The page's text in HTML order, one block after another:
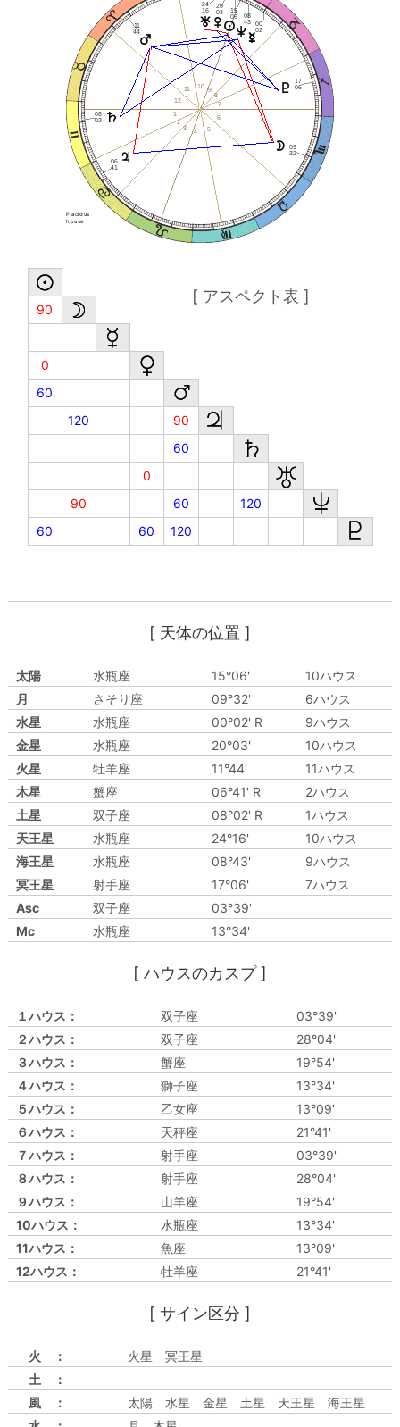
Placidus
house
1
2
3
4 5
6
7
8
9
10
11
12
15
06
09
32
00
02
20
03
11
44
06
41
08
02
24
16
08
43
17
06
[ アスペクト表 ]
90
0
60
120
90
60
0
90
60
120
60
60 120
[ 天体の位置 ]
太陽 水瓶座 15°06'
10ハウス
月
さそり座 09°32'
6ハウス
水星
水瓶座 00°02' R
9ハウス
金星
水瓶座 20°03'
10ハウス
火星
牡羊座 11°44'
11ハウス
木星
蟹座 06°41' R
2ハウス
土星
双子座 08°02' R
1ハウス
天王星
水瓶座 24°16'
10ハウス
海王星
水瓶座 08°43'
9ハウス
冥王星
射手座 17°06'
7ハウス
Asc
双子座
03°39'
Mc
水瓶座 13°34'
[ ハウスのカスプ ]
１ハウス： 双子座
03°39'
２ハウス：
双子座
28°04'
３ハウス：
蟹座
19°54'
４ハウス：
獅子座
13°34'
５ハウス：
乙女座
13°09'
６ハウス：
天秤座
21°41'
７ハウス：
射手座
03°39'
８ハウス：
射手座
28°04'
９ハウス：
山羊座
19°54'
10ハウス：
水瓶座
13°34'
11ハウス：
魚座
13°09'
12ハウス：
牡羊座 21°41'
[ サイン区分 ]
火 ：
火星 冥王星
土 ：
風 ：
太陽 水星 金星 土星 天王星 海王星